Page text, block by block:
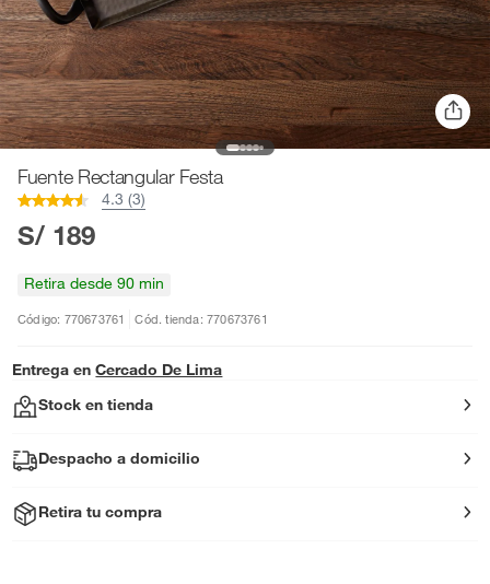
Fuente Rectangular Festa
4.3 (3)
S/ 189
Retira desde 90 min
Código: 770673761 Cód. tienda: 770673761
Entrega en Cercado De Lima
Stock en tienda
Despacho a domicilio
Retira tu compra